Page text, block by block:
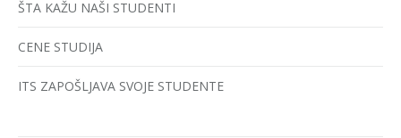
ŠTA KAŽU NAŠI STUDENTI
CENE STUDIJA
ITS ZAPOŠLJAVA SVOJE STUDENTE